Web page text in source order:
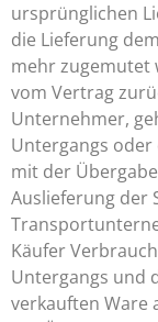
ursprünglichen
die Lieferung
mehr zugemutet
vom Vertrag
Unternehmer,
Untergangs oder
mit der
Auslieferung der
Käufer
Untergangs und
verkauften Ware